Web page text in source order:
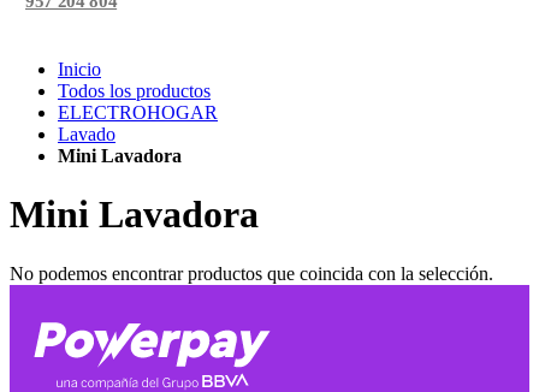
Inicio
Todos los productos
ELECTROHOGAR
Lavado
Mini Lavadora
Mini Lavadora
No podemos encontrar productos que coincida con la selección.